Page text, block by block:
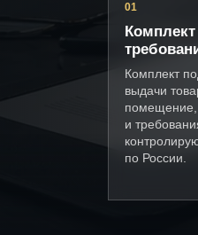
01
Комплект
выдачи
помещение,
и
по России.